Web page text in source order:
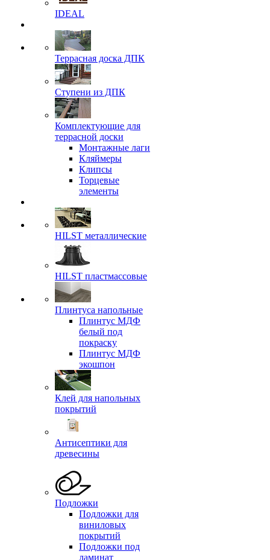
IDEAL
Террасная доска ДПК
Ступени из ДПК
Комплектующие для
террасной доски
Монтажные лаги
Кляймеры
Клипсы
Торцевые
элементы
HILST металлические
HILST пластмассовые
Плинтуса напольные
Плинтус МДФ
белый под
покраску
Плинтус МДФ
экошпон
Клей для напольных
покрытий
Антисептики для
древесины
Подложки
Подложки для
виниловых
покрытий
Подложки под
ламинат